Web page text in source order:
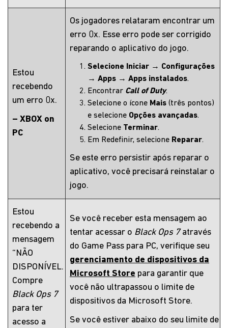
Estou
recebendo
um erro 0x.
– XBOX on
PC
Os jogadores relataram encontrar um
erro 0x. Esse erro pode ser corrigido
reparando o aplicativo do jogo.
Selecione Iniciar → Configurações
→ Apps → Apps instalados.
Encontrar Call of Duty.
Selecione o ícone Mais (três pontos)
e selecione Opções avançadas.
Selecione Terminar.
Em Redefinir, selecione Reparar.
Se este erro persistir após reparar o
aplicativo, você precisará reinstalar o
jogo.
Estou
recebendo a
mensagem
“NÃO
DISPONÍVEL.
Compre
Black Ops 7
para ter
acesso a
Se você receber esta mensagem ao
tentar acessar o Black Ops 7através
do Game Pass para PC, verifique seu
gerenciamento de dispositivos da
Microsoft Store para garantir que
você não ultrapassou o limite de
dispositivos da Microsoft Store.
Se você estiver abaixo do seu limite de